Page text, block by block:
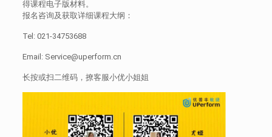
得课程电子版材料。
报名咨询及获取详细课程大纲：
Tel: 021-34753688
Email: Service@uperform.cn
长按或扫二维码，撩客服小优小姐姐